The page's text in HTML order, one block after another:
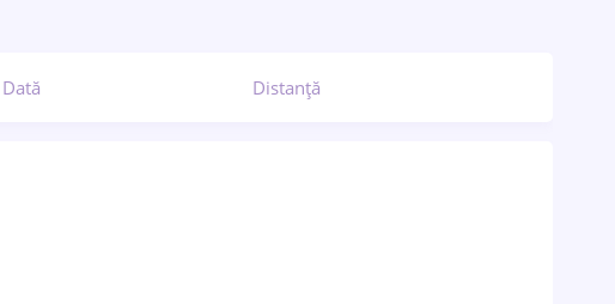
Dată Distanță